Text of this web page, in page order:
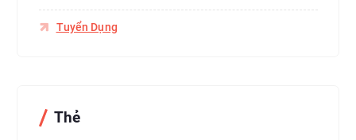
Tuyển Dụng
Thẻ